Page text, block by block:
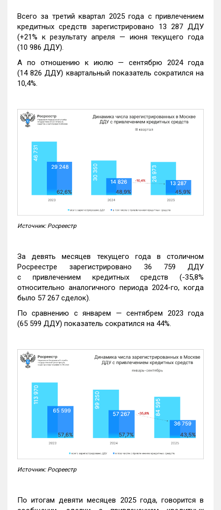
Всего за третий квартал 2025 года с привлечением
кредитных средств зарегистрировано 13 287 ДДУ
(+21% к результату апреля — июня текущего года
(10 986 ДДУ).
А по отношению к июлю — сентябрю 2024 года
(14 826 ДДУ) квартальный показатель сократился на
10,4%.
Источник: Росреестр
За девять месяцев текущего года в столичном
Росреестре зарегистрировано 36 759 ДДУ
с привлечением кредитных средств (-35,8%
относительно аналогичного периода 2024-го, когда
было 57 267 сделок).
По сравнению с январем — сентябрем 2023 года
(65 599 ДДУ) показатель сократился на 44%.
Источник: Росреестр
По итогам девяти месяцев 2025 года, говорится в